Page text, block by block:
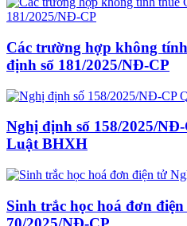
Các trường hợp không
định số 181/2025/NĐ-CP
Nghị định số 158/2025/
Luật BHXH
Sinh trắc học hoá đơn